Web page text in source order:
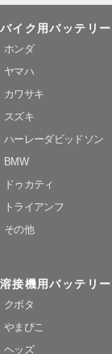
バイク用バッテリー
ホンダ
ヤマハ
カワサキ
スズキ
ハーレーダビッドソン
BMW
ドゥカティ
トライアンフ
その他
溶接機用バッテリー
クボタ
やまびこ
ヘッズ